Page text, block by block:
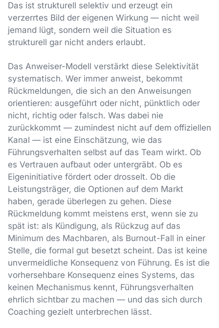
Das ist strukturell selektiv und erzeugt ein
verzerrtes Bild der eigenen Wirkung — nicht weil
jemand lügt, sondern weil die Situation es
strukturell gar nicht anders erlaubt.
Das Anweiser-Modell verstärkt diese Selektivität
systematisch. Wer immer anweist, bekommt
Rückmeldungen, die sich an den Anweisungen
orientieren: ausgeführt oder nicht, pünktlich oder
nicht, richtig oder falsch. Was dabei nie
zurückkommt — zumindest nicht auf dem offiziellen
Kanal — ist eine Einschätzung, wie das
Führungsverhalten selbst auf das Team wirkt. Ob
es Vertrauen aufbaut oder untergräbt. Ob es
Eigeninitiative fördert oder drosselt. Ob die
Leistungsträger, die Optionen auf dem Markt
haben, gerade überlegen zu gehen. Diese
Rückmeldung kommt meistens erst, wenn sie zu
spät ist: als Kündigung, als Rückzug auf das
Minimum des Machbaren, als Burnout-Fall in einer
Stelle, die formal gut besetzt scheint. Das ist keine
unvermeidliche Konsequenz von Führung. Es ist die
vorhersehbare Konsequenz eines Systems, das
keinen Mechanismus kennt, Führungsverhalten
ehrlich sichtbar zu machen — und das sich durch
Coaching gezielt unterbrechen lässt.